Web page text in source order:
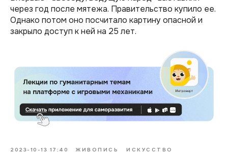
через год после мятежа. Правительство купило ее.
Однако потом оно посчитало картину опасной и
закрыло доступ к ней на 25 лет.
2023-10-13 17:40 ЖИВОПИСЬ ИСКУССТВО